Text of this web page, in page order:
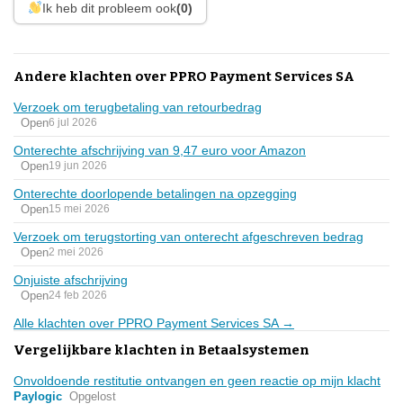
Ik heb dit probleem ook(0)
Andere klachten over PPRO Payment Services SA
Verzoek om terugbetaling van retourbedrag
Open6 jul 2026
Onterechte afschrijving van 9,47 euro voor Amazon
Open19 jun 2026
Onterechte doorlopende betalingen na opzegging
Open15 mei 2026
Verzoek om terugstorting van onterecht afgeschreven bedrag
Open2 mei 2026
Onjuiste afschrijving
Open24 feb 2026
Alle klachten over PPRO Payment Services SA →
Vergelijkbare klachten in Betaalsystemen
Onvoldoende restitutie ontvangen en geen reactie op mijn klacht
Paylogic Opgelost